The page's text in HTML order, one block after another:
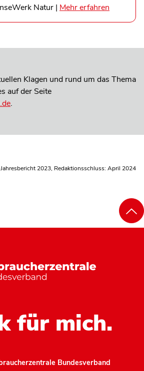
Natur | Mehr erfahren
Klagen und rund um das Thema
auf der Seite
.
2023, Redaktionsschluss: April 2024
für mich.
Bundesverband